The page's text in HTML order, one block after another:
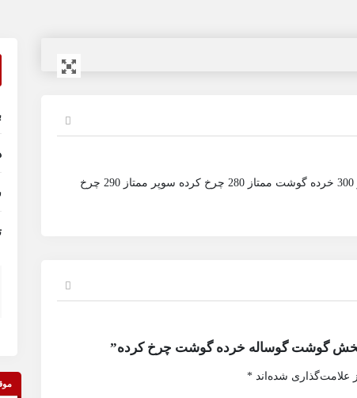
تیکه گوشت سوپر ممتاز 320 خرده گوشت سوپر ممتاز 300 خرده گوشت ممتاز 280 چرخ کرده سوپر ممتاز 290 چرخ
گوشت گوساله خرده گوشت چرخ کرده”
علامت‌گذاری شده‌اند *